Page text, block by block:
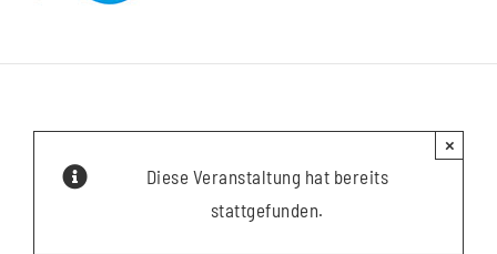
Diese Veranstaltung hat bereits
stattgefunden.
×